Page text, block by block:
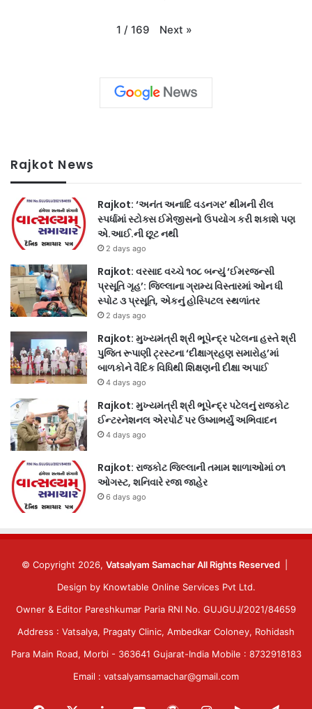
1 / 169 Next »
Rajkot News
Rajkot: ‘અનંત અનાદિ વડનગર’ થીમની રીલ
સ્પર્ધામાં સ્ટોક્સ ઈમેજીસનો ઉપયોગ કરી શકાશે પણ
એ.આઈ.ની છૂટ નથી
2 days ago
Rajkot: વરસાદ વચ્ચે ૧૦૮ બન્યું ‘ઈમરજન્સી
પ્રસૂતિ ગૃહ’: જિલ્લાના ગ્રામ્ય વિસ્તારમાં ઓન ધી
સ્પોટ ૩ પ્રસૂતિ, એકનું હોસ્પિટલ સ્થળાંતર
2 days ago
Rajkot: મુખ્યમંત્રી શ્રી ભૂપેન્દ્ર પટેલના હસ્તે શ્રી
પુજિત રૂપાણી ટ્રસ્ટના ‘દીક્ષાગ્રહણ સમારોહ’માં
બાળકોને વૈદિક વિધિથી શિક્ષણની દીક્ષા અપાઈ
4 days ago
Rajkot: મુખ્યમંત્રી શ્રી ભૂપેન્દ્ર પટેલનું રાજકોટ
ઈન્ટરનેશનલ એરપોર્ટ પર ઉષ્માભર્યું અભિવાદન
4 days ago
Rajkot: રાજકોટ જિલ્લાની તમામ શાળાઓમાં ૦૧
ઓગસ્ટ, શનિવારે રજા જાહેર
6 days ago
© Copyright 2026, Vatsalyam Samachar All Rights Reserved
Design by Knowtable Online Services Pvt Ltd.
Owner & Editor Pareshkumar Paria RNI No. GUJGUJ/2021/84659
Address : Vatsalya, Pragaty Clinic, Ambedkar Coloney, Rohidash
Para Main Road, Morbi - 363641 Gujarat-India Mobile : 8732918183
Email : vatsalyamsamachar@gmail.com